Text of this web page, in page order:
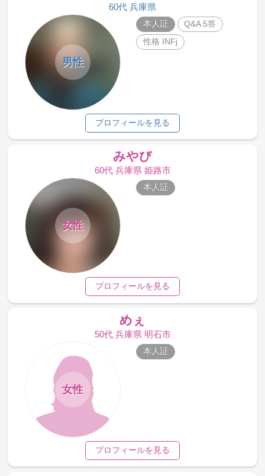
60代 兵庫県
男性
本人証
Q&A 5答
性格 INFj
プロフィールを見る
みやび
60代 兵庫県 姫路市
女性
本人証
プロフィールを見る
めぇ
50代 兵庫県 明石市
女性
本人証
プロフィールを見る